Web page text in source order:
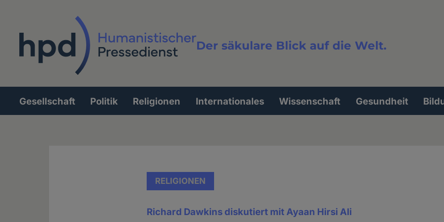
Der säkulare Blick auf die Welt.
Volltextsuche
Hauptnavigation
Gesellschaft Politik Religionen Internationales Wissenschaft Gesundheit
RELIGIONEN
Richard Dawkins diskutiert mit Ayaan Hirsi Ali